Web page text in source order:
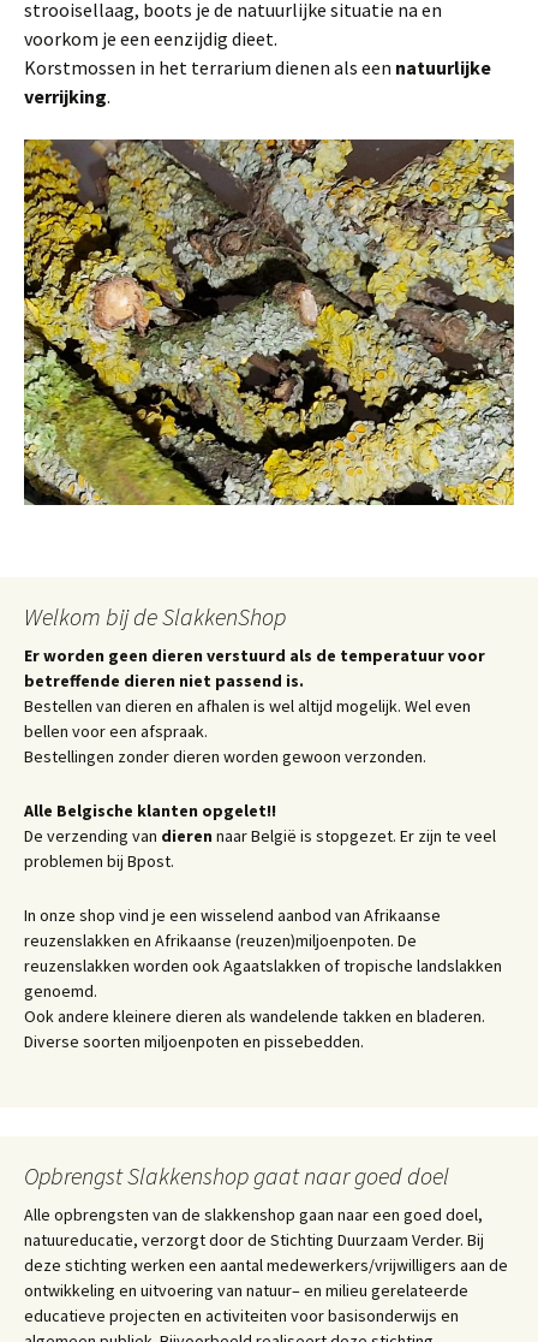
strooisellaag, boots je de natuurlijke situatie na en
voorkom je een eenzijdig dieet.
Korstmossen in het terrarium dienen als een natuurlijke
verrijking.
Welkom bij de SlakkenShop
Er worden geen dieren verstuurd als de temperatuur voor
betreffende dieren niet passend is.
Bestellen van dieren en afhalen is wel altijd mogelijk. Wel even
bellen voor een afspraak.
Bestellingen zonder dieren worden gewoon verzonden.
Alle Belgische klanten opgelet!!
De verzending van dieren naar België is stopgezet. Er zijn te veel
problemen bij Bpost.
In onze shop vind je een wisselend aanbod van Afrikaanse
reuzenslakken en Afrikaanse (reuzen)miljoenpoten. De
reuzenslakken worden ook Agaatslakken of tropische landslakken
genoemd.
Ook andere kleinere dieren als wandelende takken en bladeren.
Diverse soorten miljoenpoten en pissebedden.
Opbrengst Slakkenshop gaat naar goed doel
Alle opbrengsten van de slakkenshop gaan naar een goed doel,
natuureducatie, verzorgt door de Stichting Duurzaam Verder. Bij
deze stichting werken een aantal medewerkers/vrijwilligers aan de
ontwikkeling en uitvoering van natuur– en milieu gerelateerde
educatieve projecten en activiteiten voor basisonderwijs en